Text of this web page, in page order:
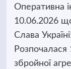
Оперативна
10.06.2026
Слава
збройної